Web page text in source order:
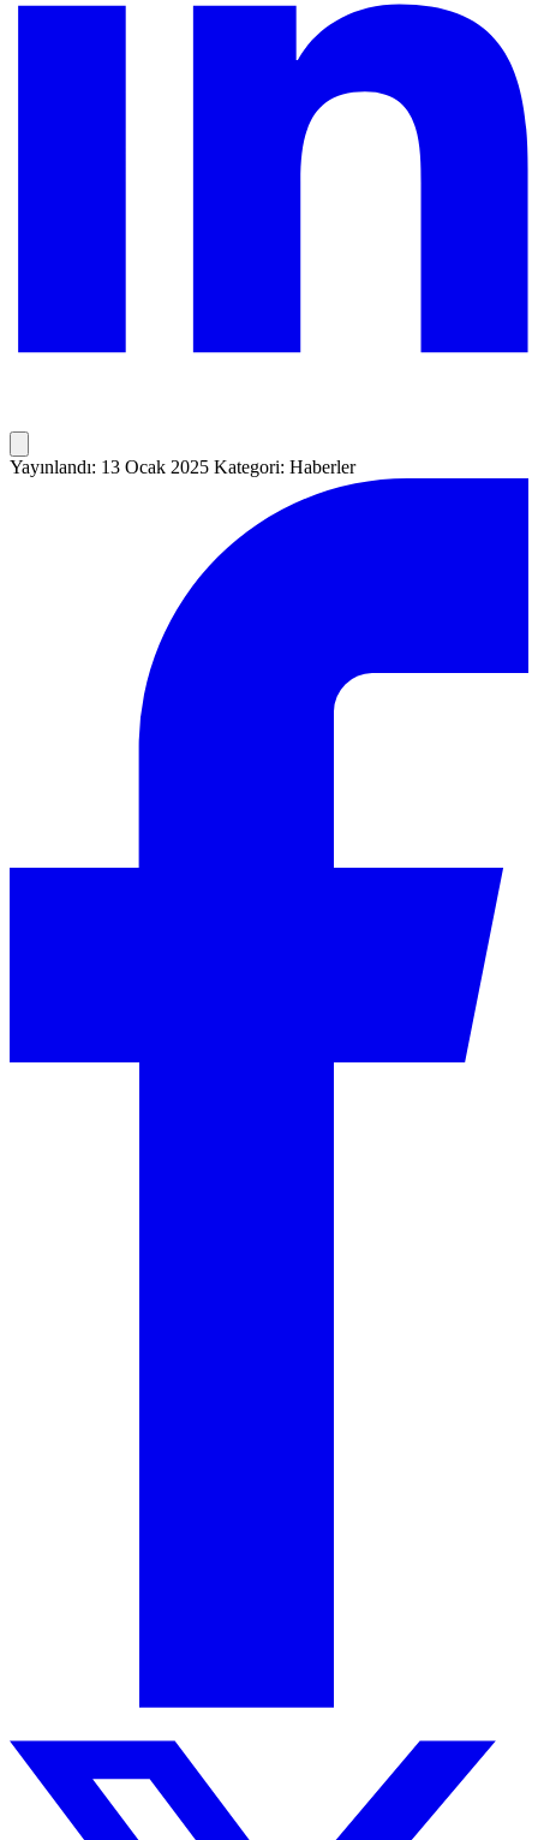
Yayınlandı: 13 Ocak 2025 Kategori: Haberler